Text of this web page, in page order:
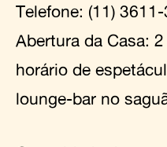
Telefone: (11)
Abertura da Casa:
horário de
lounge-bar no